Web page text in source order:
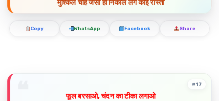
मुश्किल चाहें जैसी हो निकाल लेंगे कोई रास्ता
Copy WhatsApp Facebook Share
फूल बरसाओ, चंदन का टीका लगाओ
#17